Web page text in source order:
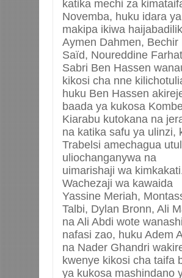
katika mechi za
Novemba, huku idara ya
makipa ikiwa
Aymen Dahmen, Bechir
Saïd, Noureddine
Sabri Ben Hassen
kikosi cha nne
huku Ben Hassen
baada ya kukosa
Kiarabu kutokana na
na katika safu ya ulinzi,
Trabelsi amechagua
uliochanganywa na
uimarishaji wa
Wachezaji wa kawaida
Yassine Meriah,
Talbi, Dylan Bronn, Ali
na Ali Abdi wote
nafasi zao, huku Adem
na Nader Ghandri
kwenye kikosi cha taifa
ya kukosa mashindano